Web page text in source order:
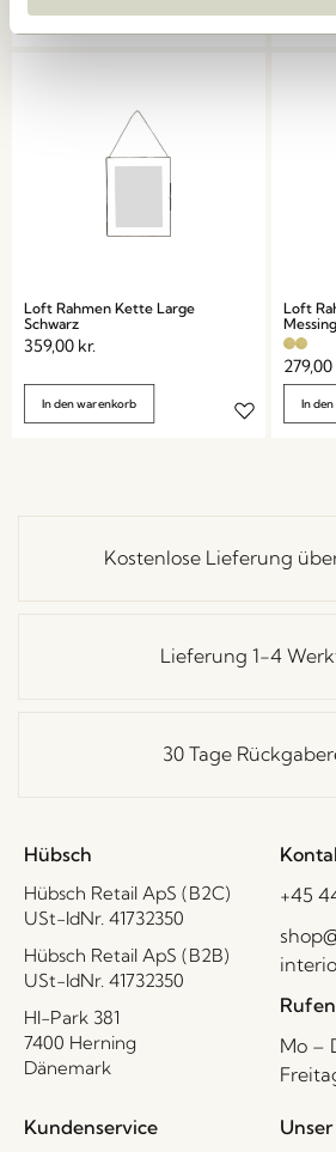
Loft Rahmen Kette Large
Schwarz
359,00 kr.
In den warenkorb
Loft
279,00
In
Kostenlose Lieferung
Lieferung 1-4
30 Tage
Hübsch
Hübsch Retail ApS (B2C)
USt-IdNr. 41732350
Hübsch Retail ApS (B2B)
USt-IdNr. 41732350
HI-Park 381
7400 Herning
Dänemark
+45
Mo –
Kundenservice